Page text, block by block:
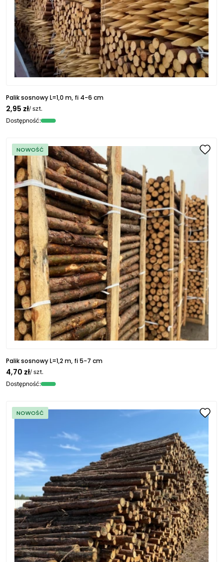
Palik sosnowy L=1,0 m, fi 4-6 cm
2,95 zł/ szt.
Dostępność:
NOWOŚĆ
Palik sosnowy L=1,2 m, fi 5-7 cm
4,70 zł/ szt.
Dostępność:
NOWOŚĆ